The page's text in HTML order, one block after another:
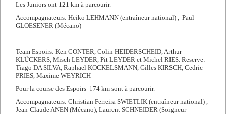
Les Juniors ont 121 km à parcourir.
Accompagnateurs: Heiko LEHMANN (entraîneur national) , Paul
GLOESENER (Mécano)
Team Espoirs: Ken CONTER, Colin HEIDERSCHEID, Arthur
KLÜCKERS, Misch LEYDER, Pit LEYDER et Michel RIES. Reserve:
Tiago DA SILVA, Raphael KOCKELSMANN, Gilles KIRSCH, Cedric
PRIES, Maxime WEYRICH
Pour la course des Espoirs 174 km sont à parcourir.
Accompagnateurs: Christian Ferreira SWIETLIK (entraîneur national) ,
Jean-Claude ANEN (Mécano), Laurent SCHNEIDER (Soigneur